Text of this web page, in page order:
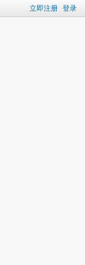
立即注册 登录